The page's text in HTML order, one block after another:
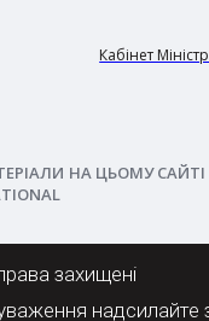
Кабінет
НА ЦЬОМУ САЙТІ
захищені